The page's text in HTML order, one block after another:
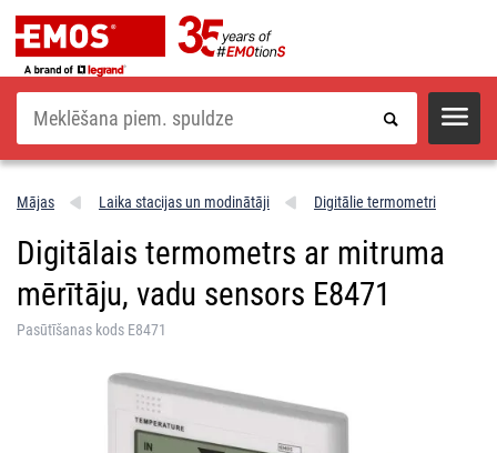
Meklēšana
Mājas Laika stacijas un modinātāji Digitālie termometri
Digitālais termometrs ar mitruma
mērītāju, vadu sensors E8471
Pasūtīšanas kods E8471